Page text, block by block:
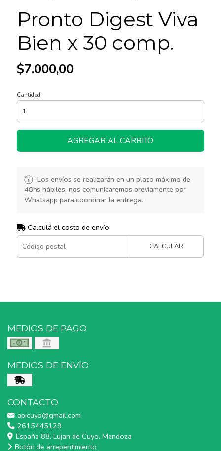
Pronto Digest Viva
Bien x 30 comp.
$7.000,00
Cantidad
AGREGAR AL CARRITO
Los envíos se realizarán en un plazo máximo de
48hs hábiles, nos comunicaremos previamente por
Whatsapp para coordinar la entrega.
Calculá el costo de envío
CALCULAR
MEDIOS DE PAGO
MEDIOS DE ENVÍO
CONTACTO
apicuyo@gmail.com
2615445129
España 88, Lujan de Cuyo, Mendoza
Botón de arrepentimiento